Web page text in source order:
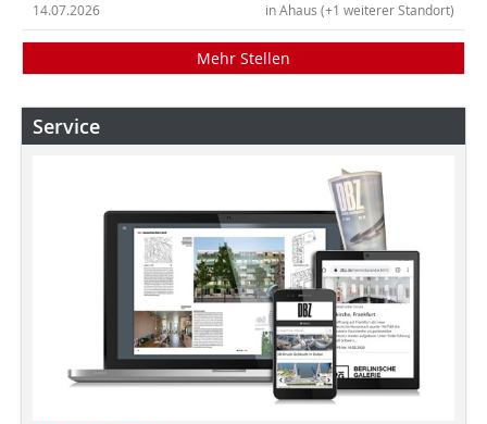
in Ahaus (+1 weiterer Standort)
14.07.2026
Mehr Stellen
Service